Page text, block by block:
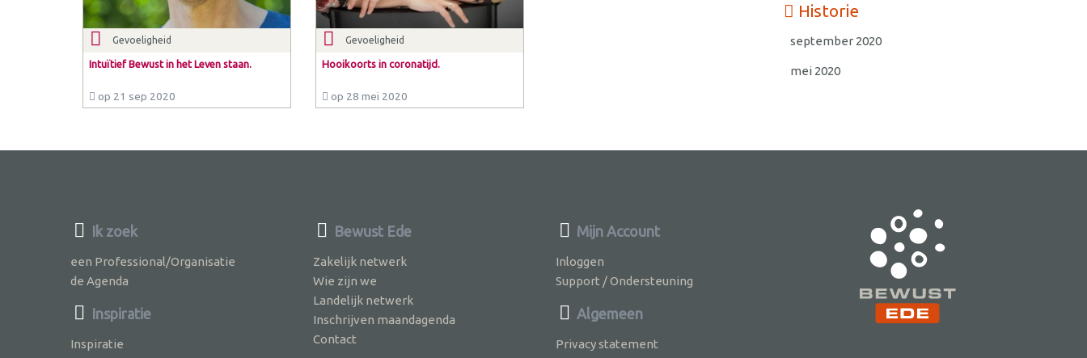
Gevoeligheid
Intuïtief Bewust in het Leven staan.
op 21 sep 2020
Gevoeligheid
Hooikoorts in coronatijd.
op 28 mei 2020
Historie
september 2020
mei 2020
Ik zoek
een Professional/Organisatie
de Agenda
Inspiratie
Inspiratie
Bewust Ede
Zakelijk netwerk
Wie zijn we
Landelijk netwerk
Inschrijven maandagenda
Contact
Mijn Account
Inloggen
Support / Ondersteuning
Algemeen
Privacy statement